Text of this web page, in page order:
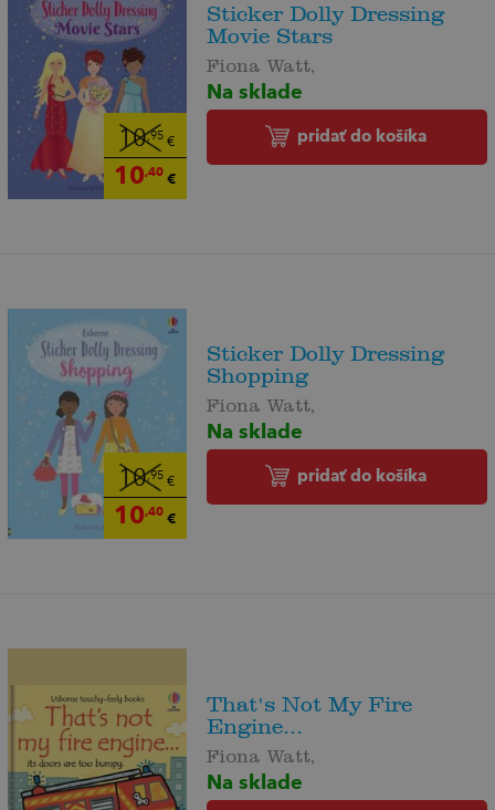
10,95€
10,40€
Sticker Dolly Dressing
Movie Stars
Fiona Watt,
Na sklade
pridať do košíka
10,95€
10,40€
Sticker Dolly Dressing
Shopping
Fiona Watt,
Na sklade
pridať do košíka
That's Not My Fire
Engine...
Fiona Watt,
Na sklade